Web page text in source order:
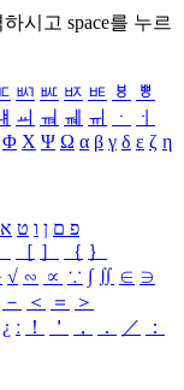
시고 space를 누르
ㅴ ㅵ ㅶ ㅷ ㅸ
ㅹ
ㆉ ㆊ ㆋ ㆌ ㆍ
ㆎ
Φ Χ Ψ Ω α β γ δ ε ζ η
פ ם ן ו ט א
［ ］ ｛ ｝
√ ∽ ∝ ∵ ∫ ∬ ∈ ∋
－ ＜ ＝
＞
¿ ː ！ ＇ ， ． ／
：